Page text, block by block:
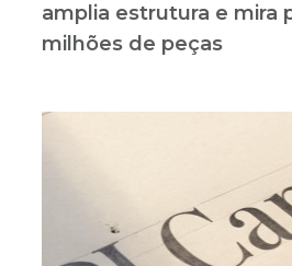
amplia estrutura e mira
milhões de peças